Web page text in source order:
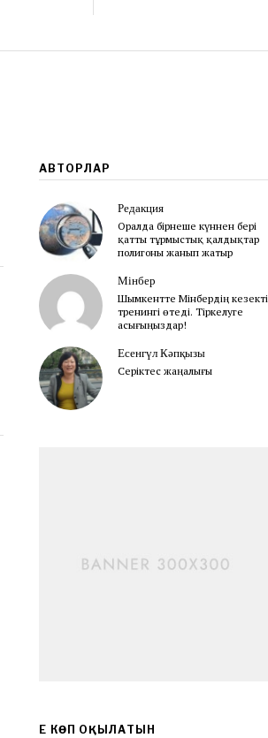
m
0
АВТОРЛАР
Редакция
Оралда бірнеше күннен бері
қатты тұрмыстық қалдықтар
полигоны жанып жатыр
Мінбер
Шымкентте Мінбердің кезекті
тренингі өтеді. Тіркелуге
асығыңыздар!
Есенгүл Кәпқызы
Серіктес жаңалығы
ЕҢ КӨП ОҚЫЛАТЫН